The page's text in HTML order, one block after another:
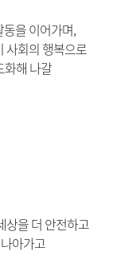
을 이어가며,
사회의 행복으로
화해 나갈
상을 더 안전하고
아가고